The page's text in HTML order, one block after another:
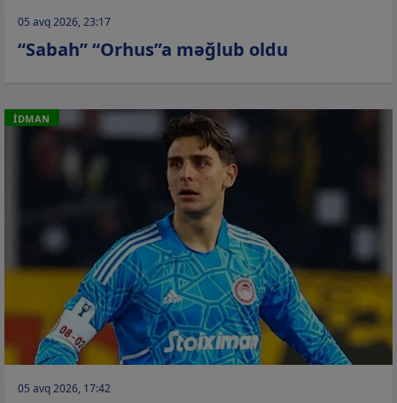
05 avq 2026, 23:17
“Sabah” “Orhus”a məğlub oldu
İDMAN
05 avq 2026, 17:42